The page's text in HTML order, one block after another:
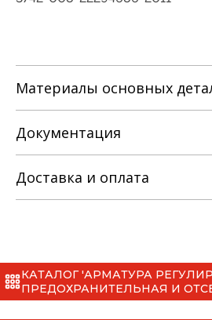
Материалы основных
Наименование детали
с
лс
Документация
Сертификаты
Доставка и оплата
*
КАТАЛОГ 'АРМАТУРА
ПРЕДОХРАНИТЕЛЬНАЯ И